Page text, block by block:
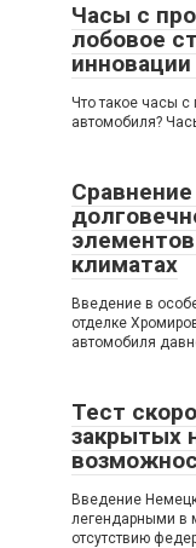
Часы с
лобовое
Что такое часы с
автомобиля?
климатах
Введение в
отделке
автомобиля
Тест
закрытых
Введение
легендарными в
отсутствию